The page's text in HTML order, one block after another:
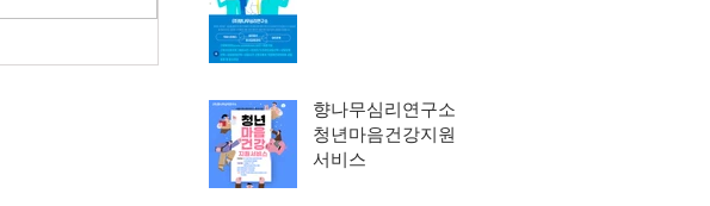
향나무심리연구소_
청년마음건강지원
서비스